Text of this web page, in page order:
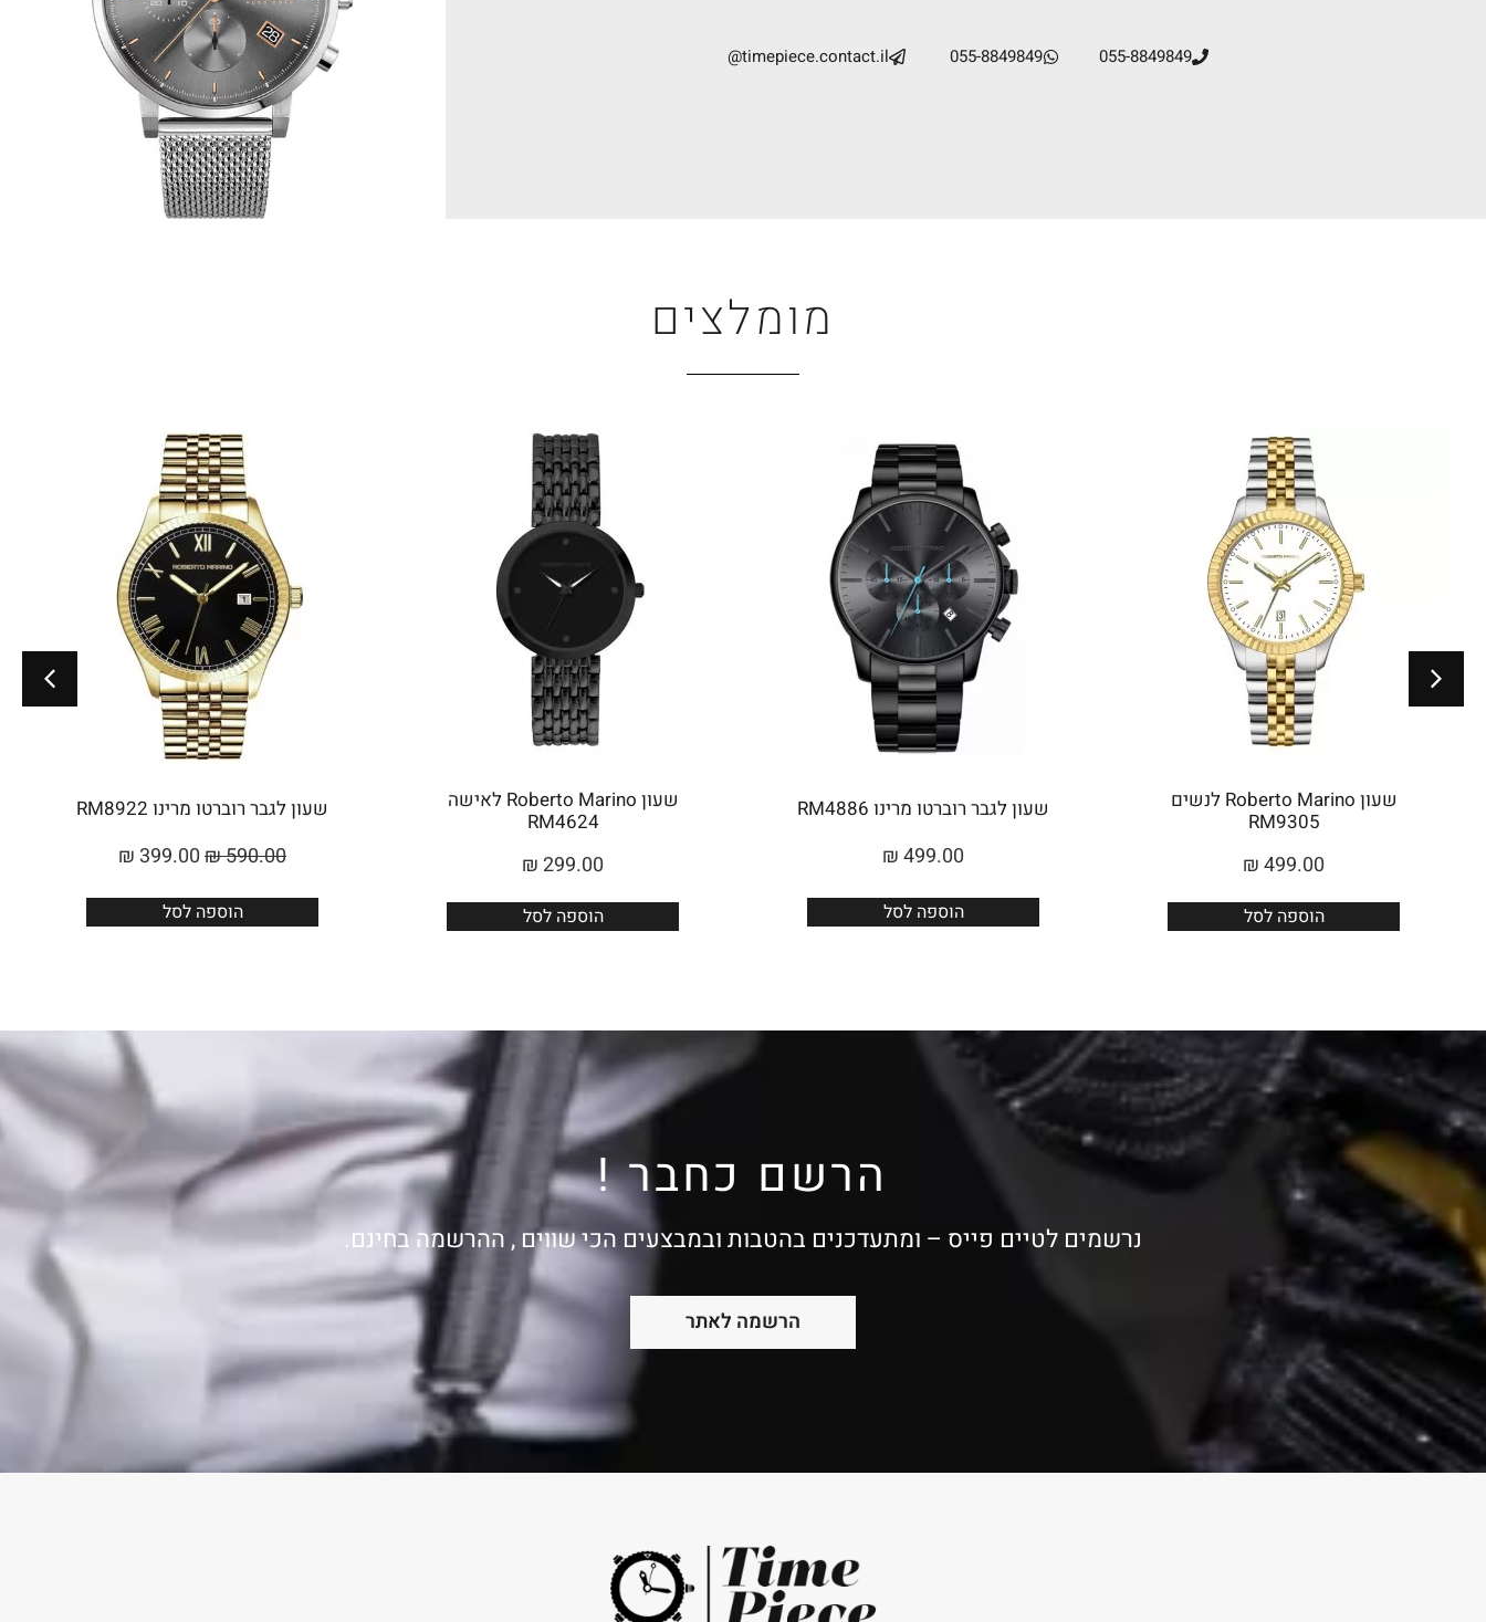
055-8849849
055-8849849
timepiece.contact.il@
מומלצים
שעון Roberto Marino לנשים
RM9305
499.00
₪
הוספה לסל
שעון לגבר רוברטו מרינו RM4886
499.00
₪
הוספה לסל
שעון Roberto Marino לאישה
RM4624
299.00
₪
הוספה לסל
שעון לגבר רוברטו מרינו RM8922
590.00
₪
399.00
₪
הוספה לסל
הרשם כחבר !
נרשמים לטיים פייס – ומתעדכנים בהטבות ובמבצעים הכי שווים , ההרשמה בחינם.
הרשמה לאתר